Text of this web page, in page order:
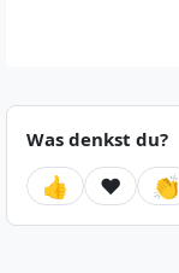
Was denkst du?
👍 ❤️ 👏